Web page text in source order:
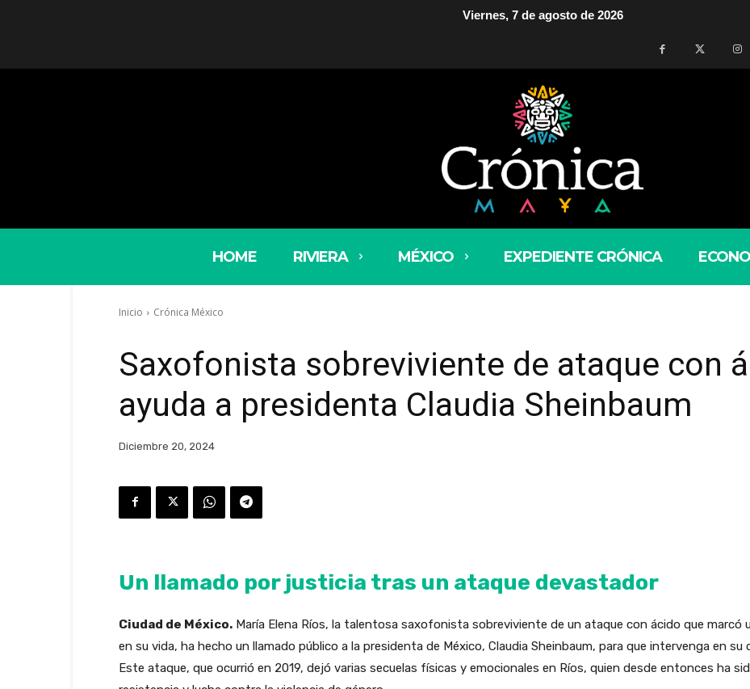
Viernes, 7 de agosto de 2026
HOME RIVIERA MÉXICO EXPEDIENTE CRÓNICA
Inicio Crónica México
Saxofonista sobreviviente de ataque con
ayuda a presidenta Claudia Sheinbaum
Diciembre 20, 2024
Un llamado por justicia tras un ataque devastador
Ciudad de México. María Elena Ríos, la talentosa saxofonista sobreviviente de un ataque con ácido que marcó
en su vida, ha hecho un llamado público a la presidenta de México, Claudia Sheinbaum, para que intervenga en
Este ataque, que ocurrió en 2019, dejó varias secuelas físicas y emocionales en Ríos, quien desde entonces ha